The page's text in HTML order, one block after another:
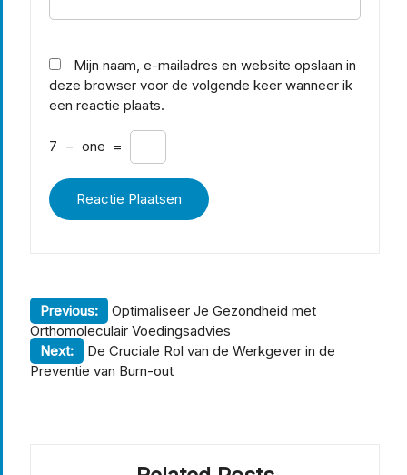
Mijn naam, e-mailadres en website opslaan in
deze browser voor de volgende keer wanneer ik
een reactie plaats.
7 − one =
Berichtnavigatie
Previous:
Optimaliseer Je Gezondheid met
Orthomoleculair Voedingsadvies
Next:
De Cruciale Rol van de Werkgever in de
Preventie van Burn-out